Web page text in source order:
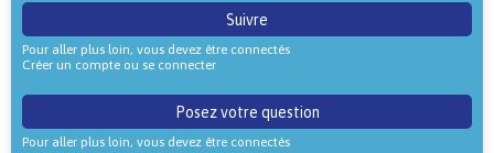
Suivre
Pour aller plus loin, vous devez être connectés
Créer un compte ou se connecter
Posez votre question
Pour aller plus loin, vous devez être connectés